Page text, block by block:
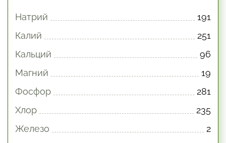
Натрий
191
Калий
251
Кальций
96
Магний
19
Фосфор
281
Хлор
235
Железо
2